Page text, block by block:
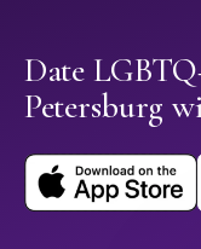
Date
Petersburg